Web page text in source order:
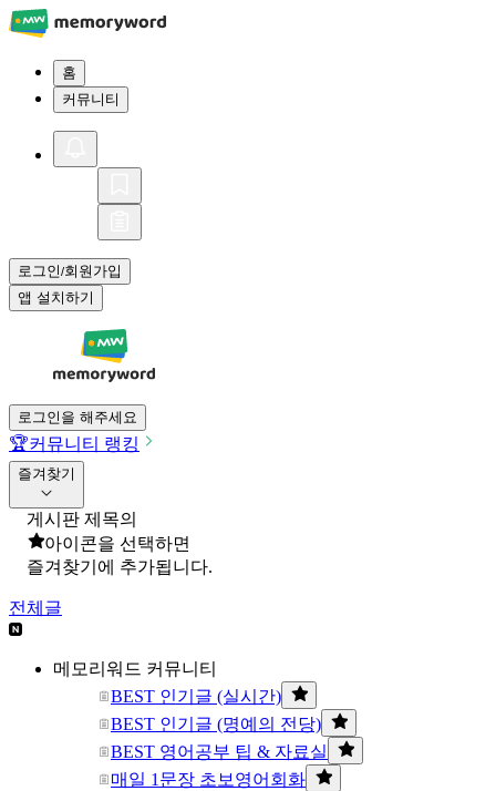
홈
커뮤니티
로그인/회원가입
앱 설치하기
로그인을 해주세요
🏆커뮤니티 랭킹
즐겨찾기
게시판 제목의
아이콘을 선택하면
즐겨찾기에 추가됩니다.
전체글
메모리워드 커뮤니티
BEST 인기글 (실시간)
BEST 인기글 (명예의 전당)
BEST 영어공부 팁 & 자료실
매일 1문장 초보영어회화